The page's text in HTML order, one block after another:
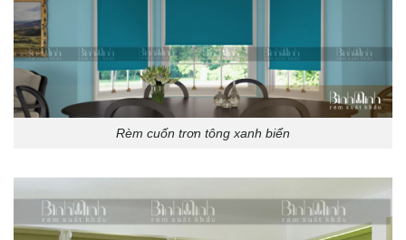
Rèm cuốn trơn tông xanh biển